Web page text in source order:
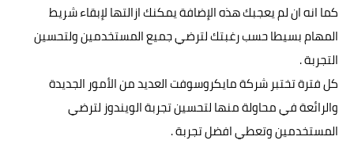
كما انه ان لم يعجبك هذه الإضافة يمكنك ازالتها لإبقاء شريط
المهام بسيطا حسب رغبتك لترضي جميع المستخدمين ولتحسين
التجربة .
كل فترة تختبر شركة مايكروسوفت العديد من الأمور الجديدة
والرائعة في محاولة منها لتحسين تجربة الويندوز لترضي
المستخدمين وتعطي افضل تجربة .